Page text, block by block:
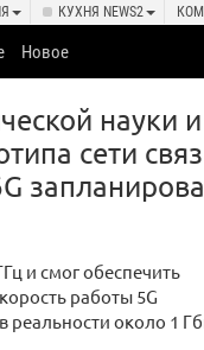
КУХНЯ NEWS2
Новое
науки
сети
и смог обеспечить
работы 5G
реальности около 1